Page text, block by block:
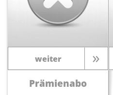
weiter
Prämienabo